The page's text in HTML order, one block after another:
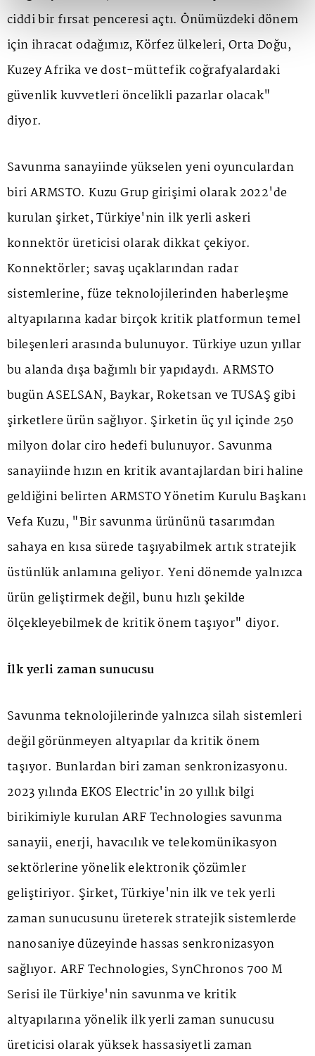
ciddi bir fırsat penceresi açtı. Önümüzdeki dönem
için ihracat odağımız, Körfez ülkeleri, Orta Doğu,
Kuzey Afrika ve dost-müttefik coğrafyalardaki
güvenlik kuvvetleri öncelikli pazarlar olacak"
diyor.
Savunma sanayiinde yükselen yeni oyunculardan
biri ARMSTO. Kuzu Grup girişimi olarak 2022'de
kurulan şirket, Türkiye'nin ilk yerli askeri
konnektör üreticisi olarak dikkat çekiyor.
Konnektörler; savaş uçaklarından radar
sistemlerine, füze teknolojilerinden haberleşme
altyapılarına kadar birçok kritik platformun temel
bileşenleri arasında bulunuyor. Türkiye uzun yıllar
bu alanda dışa bağımlı bir yapıdaydı. ARMSTO
bugün ASELSAN, Baykar, Roketsan ve TUSAŞ gibi
şirketlere ürün sağlıyor. Şirketin üç yıl içinde 250
milyon dolar ciro hedefi bulunuyor. Savunma
sanayiinde hızın en kritik avantajlardan biri haline
geldiğini belirten ARMSTO Yönetim Kurulu Başkanı
Vefa Kuzu, "Bir savunma ürününü tasarımdan
sahaya en kısa sürede taşıyabilmek artık stratejik
üstünlük anlamına geliyor. Yeni dönemde yalnızca
ürün geliştirmek değil, bunu hızlı şekilde
ölçekleyebilmek de kritik önem taşıyor" diyor.
İlk yerli zaman sunucusu
Savunma teknolojilerinde yalnızca silah sistemleri
değil görünmeyen altyapılar da kritik önem
taşıyor. Bunlardan biri zaman senkronizasyonu.
2023 yılında EKOS Electric'in 20 yıllık bilgi
birikimiyle kurulan ARF Technologies savunma
sanayii, enerji, havacılık ve telekomünikasyon
sektörlerine yönelik elektronik çözümler
geliştiriyor. Şirket, Türkiye'nin ilk ve tek yerli
zaman sunucusunu üreterek stratejik sistemlerde
nanosaniye düzeyinde hassas senkronizasyon
sağlıyor. ARF Technologies, SynChronos 700 M
Serisi ile Türkiye'nin savunma ve kritik
altyapılarına yönelik ilk yerli zaman sunucusu
üreticisi olarak yüksek hassasiyetli zaman